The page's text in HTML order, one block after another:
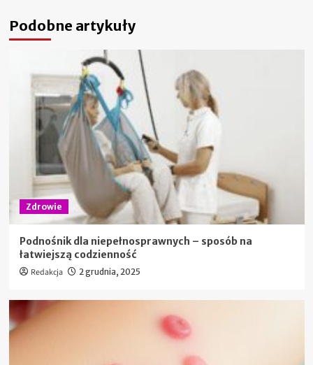
Podobne artykuły
Zdrowie
Podnośnik dla niepełnosprawnych – sposób na
łatwiejszą codzienność
Redakcja 2 grudnia, 2025